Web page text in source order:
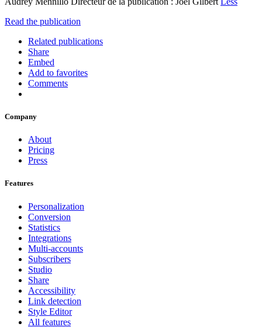
Read the publication
Related publications
Share
Embed
Add to favorites
Comments
Company
About
Pricing
Press
Features
Personalization
Conversion
Statistics
Integrations
Multi-accounts
Subscribers
Studio
Share
Accessibility
Link detection
Style Editor
All features